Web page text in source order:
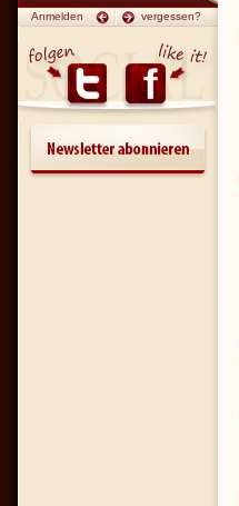
Anmelden vergessen?